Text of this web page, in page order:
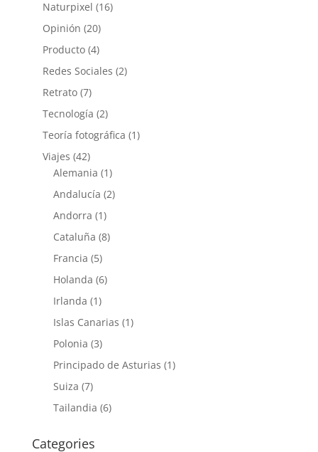
Naturpixel (16)
Opinión (20)
Producto(4)
Redes Sociales (2)
Retrato(7)
Tecnología (2)
Teoría fotográfica (1)
Viajes (42)
Alemania (1)
Andalucía (2)
Andorra (1)
Cataluña (8)
Francia (5)
Holanda (6)
Irlanda (1)
Islas Canarias (1)
Polonia (3)
Principado de Asturias (1)
Suiza (7)
Tailandia (6)
Categories